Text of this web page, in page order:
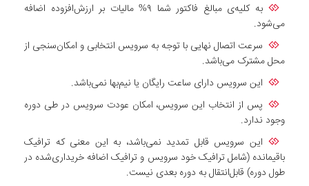
به کلیه‌ی مبالغ فاکتور شما ۹% مالیات بر ارزش‌افزوده اضافه
می‌شود.
سرعت اتصال نهایی با توجه به سرویس انتخابی و امکان‌سنجی از
محل مشترک می‌باشد.
این سرویس دارای ساعت رایگان یا نیم‌بها نمی‌باشد.
پس از انتخاب این سرویس، امکان عودت سرویس در طی دوره
وجود ندارد.
این سرویس قابل تمدید نمی‌باشد، به این معنی که ترافیک
باقیمانده (شامل ترافیک خود سرویس و ترافیک اضافه خریداری‌شده در
طول دوره) قابل‌انتقال به دوره بعدی نیست.